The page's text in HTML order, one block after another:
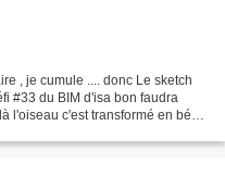
, je cumule .... donc Le sketch
#33 du BIM d'isa bon faudra
l'oiseau c'est transformé en bébé